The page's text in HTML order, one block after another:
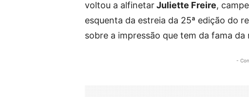
voltou a alfinetarJuliette Freire,
esquenta da estreia da 25ª edição do
sobre a impressão que tem da fama
-